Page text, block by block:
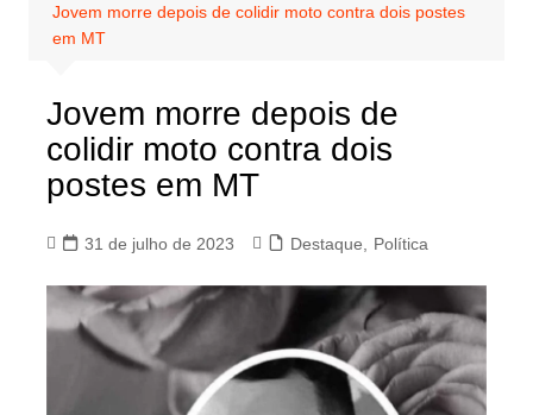
Jovem morre depois de colidir moto contra dois postes
em MT
Jovem morre depois de
colidir moto contra dois
postes em MT
31 de julho de 2023 Destaque Política